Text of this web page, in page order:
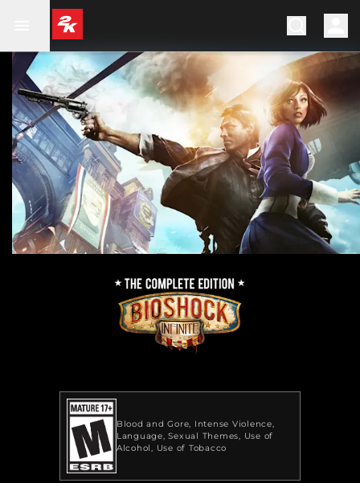
Blood and Gore Intense Violence
Language Sexual Themes
Use of
Alcohol
Use of Tobacco